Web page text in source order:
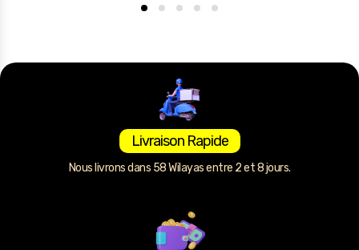
Livraison Rapide
Nous livrons dans 58 Wilayas entre 2 et 8 jours.